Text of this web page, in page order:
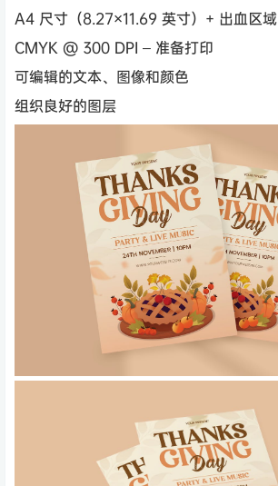
A4 尺寸（8.27×11.69 英寸）+ 出血区域
CMYK @ 300 DPI – 准备打印
可编辑的文本、图像和颜色
组织良好的图层